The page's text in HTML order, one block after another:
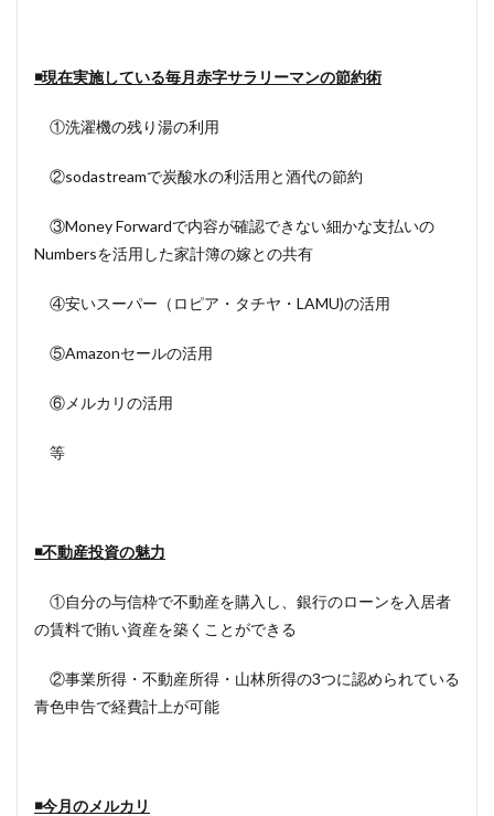
◾️現在実施している毎月赤字サラリーマンの節約術
①洗濯機の残り湯の利用
②sodastreamで炭酸水の利活用と酒代の節約
③Money Forwardで内容が確認できない細かな支払いの
Numbersを活用した家計簿の嫁との共有
④安いスーパー（ロピア・タチヤ・LAMU)の活用
⑤Amazonセールの活用
⑥メルカリの活用
等
◾️不動産投資の魅力
①自分の与信枠で不動産を購入し、銀行のローンを入居者
の賃料で賄い資産を築くことができる
②事業所得・不動産所得・山林所得の3つに認められている
青色申告で経費計上が可能
◾️今月のメルカリ